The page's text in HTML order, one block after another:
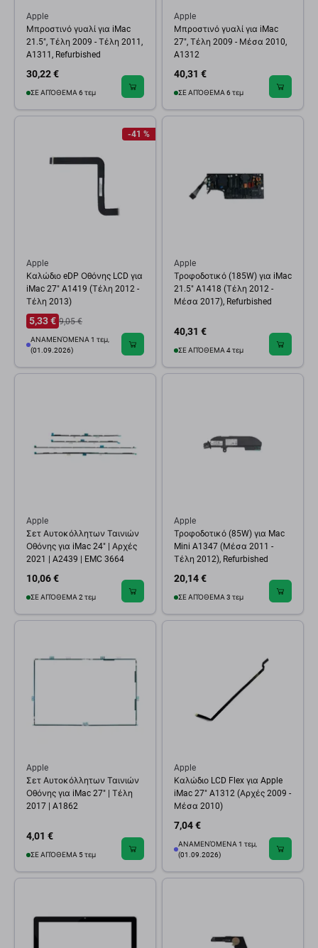
Apple
Μπροστινό γυαλί για iMac
21.5", Τέλη 2009 - Τέλη 2011,
A1311, Refurbished
30,22 €
ΣΕ ΑΠΌΘΕΜΑ 6 τεμ
Apple
Μπροστινό γυαλί για iMac
27", Τέλη 2009 - Μέσα 2010,
A1312
40,31 €
ΣΕ ΑΠΌΘΕΜΑ 6 τεμ
-41 %
Apple
Καλώδιο eDP Οθόνης LCD για
iMac 27" A1419 (Τέλη 2012 -
Τέλη 2013)
5,33 € 9,05 €
ΑΝΑΜΕΝΌΜΕΝΑ 1 τεμ,
(01.09.2026)
Apple
Τροφοδοτικό (185W) για iMac
21.5" A1418 (Τέλη 2012 -
Μέσα 2017), Refurbished
40,31 €
ΣΕ ΑΠΌΘΕΜΑ 4 τεμ
Apple
Σετ Αυτοκόλλητων Ταινιών
Οθόνης για iMac 24" | Αρχές
2021 | A2439 | EMC 3664
10,06 €
ΣΕ ΑΠΌΘΕΜΑ 2 τεμ
Apple
Τροφοδοτικό (85W) για Mac
Mini A1347 (Μέσα 2011 -
Τέλη 2012), Refurbished
20,14 €
ΣΕ ΑΠΌΘΕΜΑ 3 τεμ
Apple
Σετ Αυτοκόλλητων Ταινιών
Οθόνης για iMac 27" | Τέλη
2017 | A1862
4,01 €
ΣΕ ΑΠΌΘΕΜΑ 5 τεμ
Apple
Καλώδιο LCD Flex για Apple
iMac 27" A1312 (Αρχές 2009 -
Μέσα 2010)
7,04 €
ΑΝΑΜΕΝΌΜΕΝΑ 1 τεμ,
(01.09.2026)